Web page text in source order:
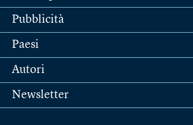
Pubblicità
Paesi
Autori
Newsletter